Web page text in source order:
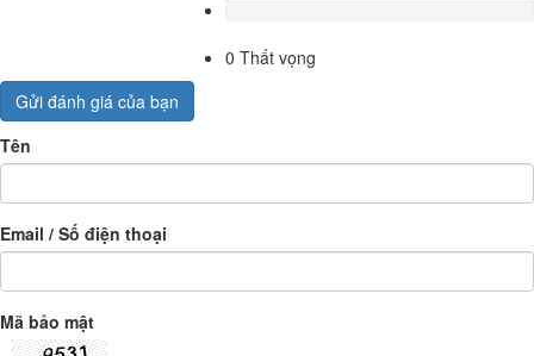
0 Thất vọng
Gửi đánh giá của bạn
Tên
Email / Số điện thoại
Mã bảo mật